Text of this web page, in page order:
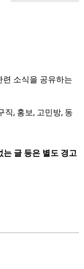
소식을 공유하는
직, 홍보, 고민방, 동
는 글 등은 별도 경고